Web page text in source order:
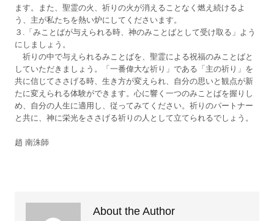
ます。また、聖霊の火、祈りの火が消えることなく燃え続けるよ
う、主が私たちを熱い炉にしてくださいます。
３.「みことばが与えられる時、神のみことばとして受け取る」よう
にしましょう。
祈りの中で与えられるみことばを、聖霊による祝福のみことばと
していただきましょう。「一番偉大な祈り」である「主の祈り」を
共に信じてささげる時、生き方が変えられ、自分の思いと観点が新
たに変えられる体験ができます。心に響く一つのみことばを握りし
め、自分の人生に適用し、従ってみてください。祈りのパートナー
と共に、神に栄光をささげる祈りの人として立てられるでしょう。
趙 南洙師
About the Author